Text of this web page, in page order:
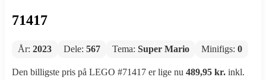
71417
År: 2023 Dele: 567 Tema: Super Mario Minifigs: 0
Den billigste pris på LEGO #71417 er lige nu 489,95 kr. inkl.